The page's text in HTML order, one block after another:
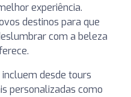
experiência.
destinos para que
com a beleza
desde tours
personalizadas como